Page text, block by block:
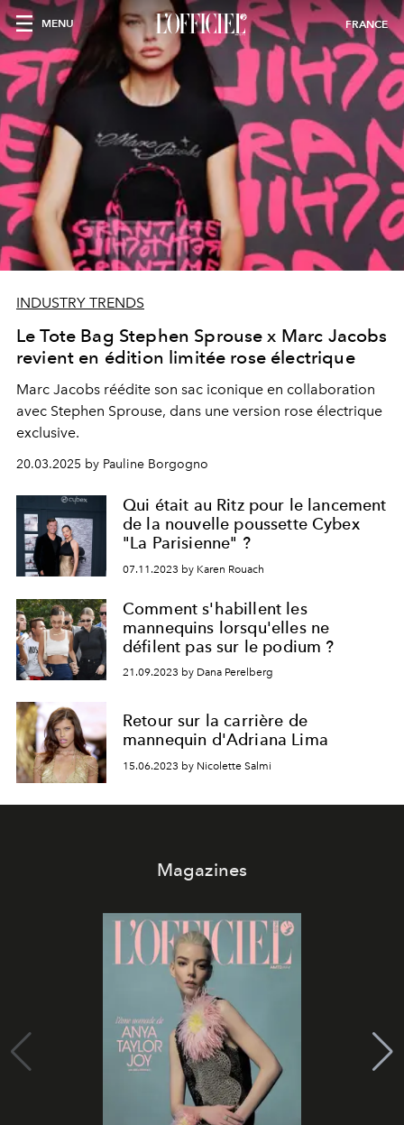
MENU FRANCE
INDUSTRY TRENDS
Le Tote Bag Stephen Sprouse x Marc Jacobs
revient en édition limitée rose électrique
Marc Jacobs réédite son sac iconique en collaboration
avec Stephen Sprouse, dans une version rose électrique
exclusive.
20.03.2025 by Pauline Borgogno
Qui était au Ritz pour le lancement
de la nouvelle poussette Cybex
"La Parisienne" ?
07.11.2023 by Karen Rouach
Comment s'habillent les
mannequins lorsqu'elles ne
défilent pas sur le podium ?
21.09.2023 by Dana Perelberg
Retour sur la carrière de
mannequin d'Adriana Lima
15.06.2023 by Nicolette Salmi
Magazines